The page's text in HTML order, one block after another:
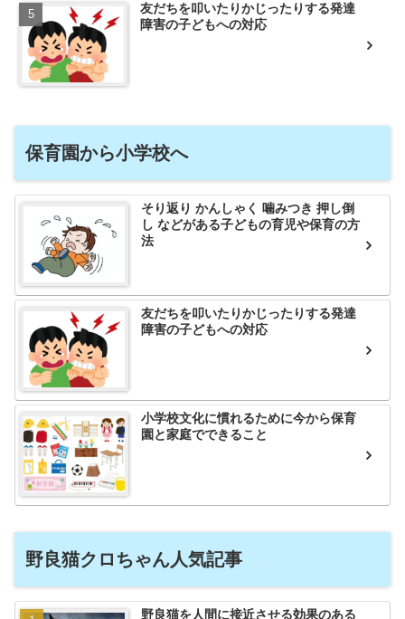
友だちを叩いたりかじったりする発達
障害の子どもへの対応
保育園から小学校へ
そり返り かんしゃく 噛みつき 押し倒
し などがある子どもの育児や保育の方
法
友だちを叩いたりかじったりする発達
障害の子どもへの対応
小学校文化に慣れるために今から保育
園と家庭でできること
野良猫クロちゃん人気記事
野良猫を人間に接近させる効果のある